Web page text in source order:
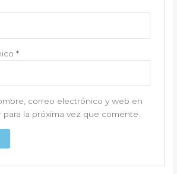
*
correo electrónico y web en
la próxima vez que comente.